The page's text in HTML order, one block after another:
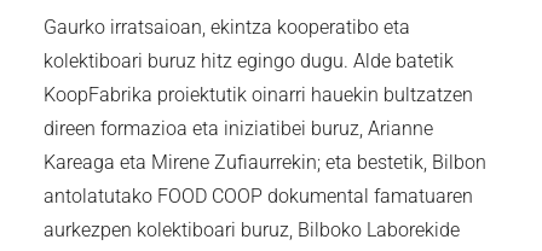
Gaurko irratsaioan, ekintza kooperatibo eta
kolektiboari buruz hitz egingo dugu. Alde batetik
KoopFabrika proiektutik oinarri hauekin bultzatzen
direen formazioa eta iniziatibei buruz, Arianne
Kareaga eta Mirene Zufiaurrekin; eta bestetik, Bilbon
antolatutako FOOD COOP dokumental famatuaren
aurkezpen kolektiboari buruz, Bilboko Laborekide